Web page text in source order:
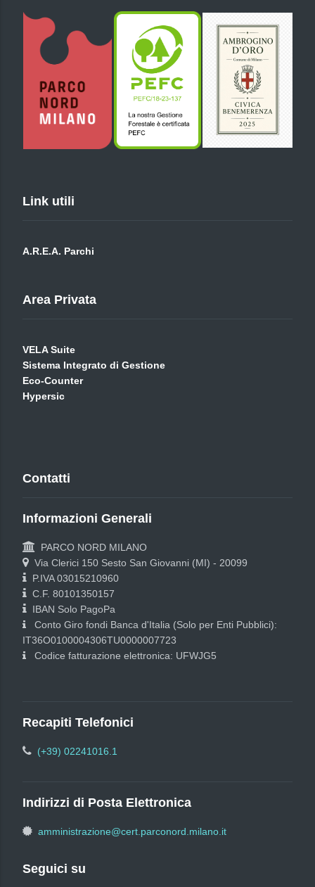
Link utili
A.R.E.A. Parchi
Area Privata
VELA Suite
Sistema Integrato di Gestione
Eco-Counter
Hypersic
Contatti
Informazioni Generali
PARCO NORD MILANO
Via Clerici 150 Sesto San Giovanni (MI) - 20099
P.IVA 03015210960
C.F. 80101350157
IBAN Solo PagoPa
Conto Giro fondi Banca d'Italia (Solo per Enti Pubblici):
IT36O0100004306TU0000007723
Codice fatturazione elettronica: UFWJG5
Recapiti Telefonici
(+39) 02241016.1
Indirizzi di Posta Elettronica
amministrazione@cert.parconord.milano.it
Seguici su